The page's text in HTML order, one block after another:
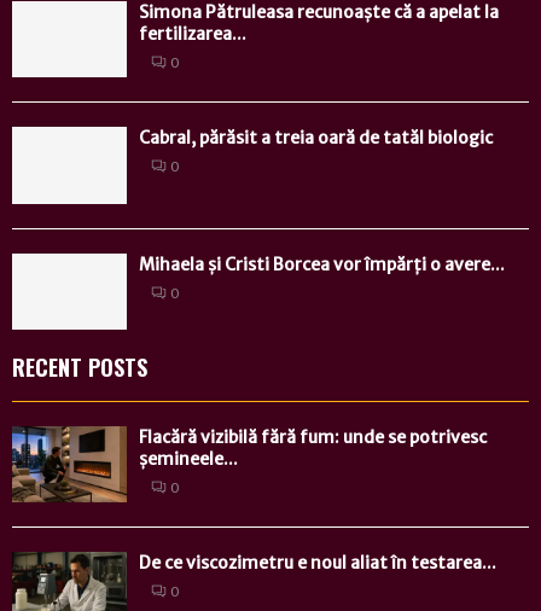
Simona Pătruleasa recunoaște că a apelat la
fertilizarea...
0
Cabral, părăsit a treia oară de tatăl biologic
0
Mihaela și Cristi Borcea vor împărți o avere...
0
RECENT POSTS
Flacără vizibilă fără fum: unde se potrivesc
șemineele...
0
De ce viscozimetru e noul aliat în testarea...
0